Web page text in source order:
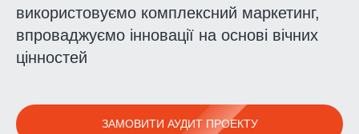
використовуємо комплексний маркетинг,
впроваджуємо інновації на основі вічних
цінностей
ЗАМОВИТИ АУДИТ ПРОЕКТУ